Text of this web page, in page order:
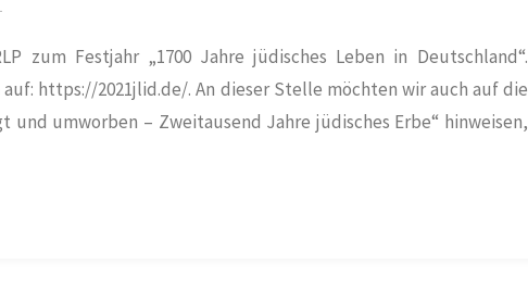
zum Festjahr „1700 Jahre jüdisches Leben in Deutschland“.
https://2021jlid.de/. An dieser Stelle möchten wir auch auf die
und umworben – Zweitausend Jahre jüdisches Erbe“ hinweisen,